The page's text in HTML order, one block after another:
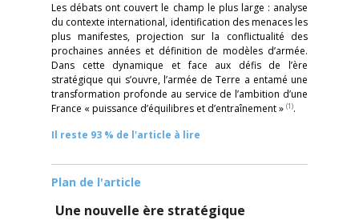
Les débats ont couvert le champ le plus large : analyse
du contexte international, identification des menaces les
plus manifestes, projection sur la conflictualité des
prochaines années et définition de modèles d’armée.
Dans cette dynamique et face aux défis de l’ère
stratégique qui s’ouvre, l’armée de Terre a entamé une
transformation profonde au service de l’ambition d’une
France « puissance d’équilibres et d’entraînement » (1).
Il reste 93 % de l'article à lire
Plan de l'article
Une nouvelle ère stratégique